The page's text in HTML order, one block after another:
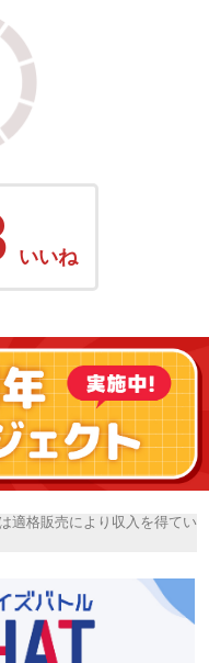
いいね
適格販売により収入を得てい